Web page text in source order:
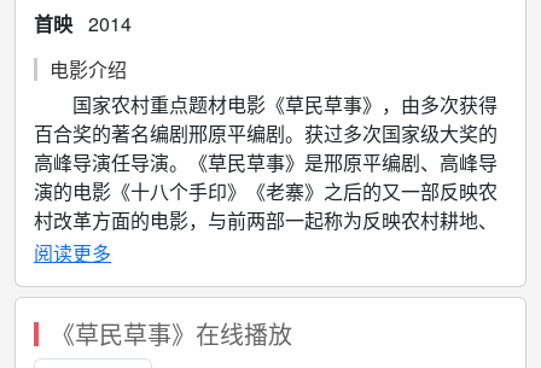
首映 2014
电影介绍
国家农村重点题材电影《草民草事》，由多次获得
百合奖的著名编剧邢原平编剧。获过多次国家级大奖的
高峰导演任导演。《草民草事》是邢原平编剧、高峰导
演的电影《十八个手印》《老寨》之后的又一部反映农
村改革方面的电影，与前两部一起称为反映农村耕地、
基层民主题材影片三部曲。《十八个手印》《老寨》获
阅读更多
《草民草事》在线播放